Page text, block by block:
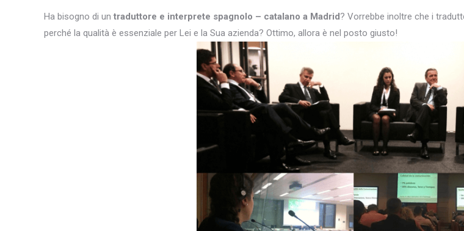
Ha bisogno di un traduttore e interprete spagnolo – catalano a Madrid? Vorrebbe inoltre che i
perché la qualità è essenziale per Lei e la Sua azienda? Ottimo, allora è nel posto giusto!